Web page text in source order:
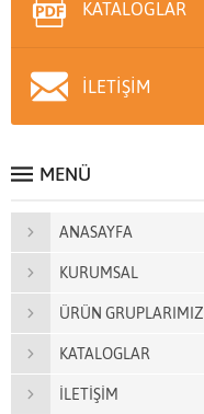
KATALOGLAR
İLETİŞİM
MENÜ
ANASAYFA
KURUMSAL
ÜRÜN GRUPLARIMIZ
KATALOGLAR
İLETİŞİM